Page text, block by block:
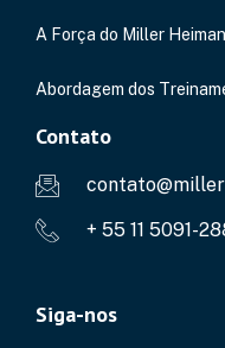
A Força do Miller
Abordagem dos
Contato
+ 55 11 5091-
Siga-nos